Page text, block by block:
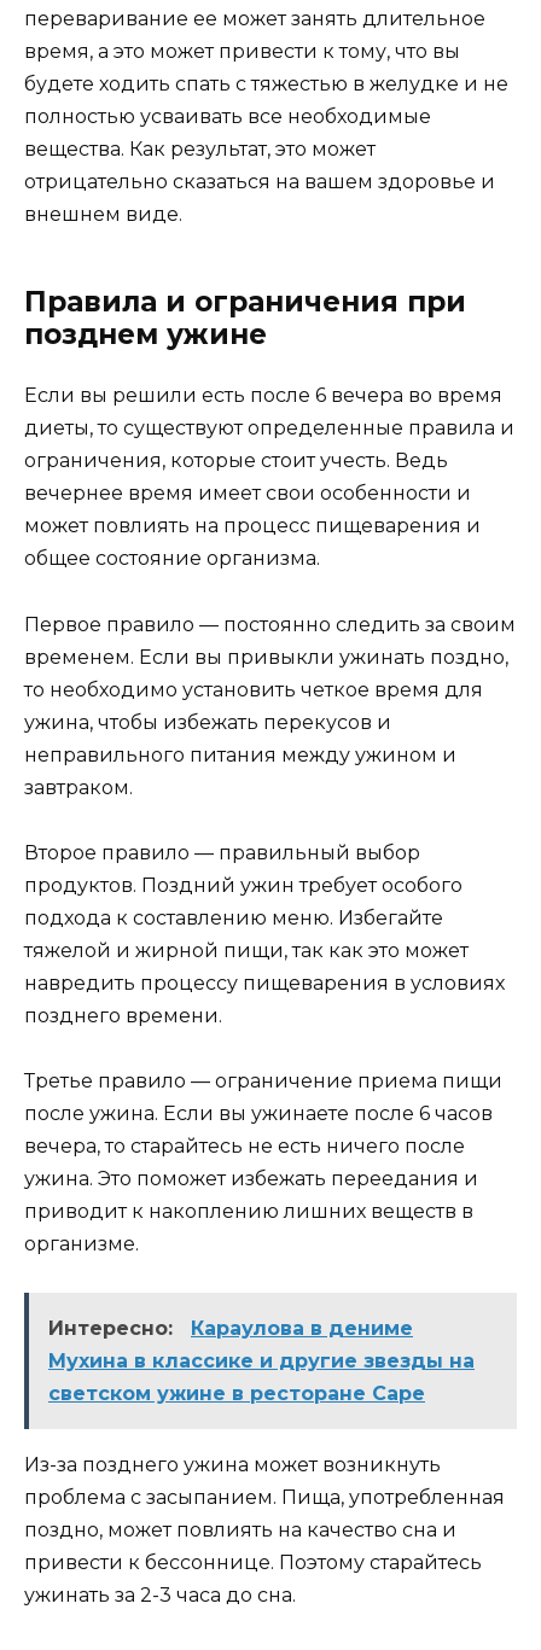
переваривание ее может занять длительное
время, а это может привести к тому, что вы
будете ходить спать с тяжестью в желудке и не
полностью усваивать все необходимые
вещества. Как результат, это может
отрицательно сказаться на вашем здоровье и
внешнем виде.
Правила и ограничения при
позднем ужине
Если вы решили есть после 6 вечера во время
диеты, то существуют определенные правила и
ограничения, которые стоит учесть. Ведь
вечернее время имеет свои особенности и
может повлиять на процесс пищеварения и
общее состояние организма.
Первое правило — постоянно следить за своим
временем. Если вы привыкли ужинать поздно,
то необходимо установить четкое время для
ужина, чтобы избежать перекусов и
неправильного питания между ужином и
завтраком.
Второе правило — правильный выбор
продуктов. Поздний ужин требует особого
подхода к составлению меню. Избегайте
тяжелой и жирной пищи, так как это может
навредить процессу пищеварения в условиях
позднего времени.
Третье правило — ограничение приема пищи
после ужина. Если вы ужинаете после 6 часов
вечера, то старайтесь не есть ничего после
ужина. Это поможет избежать переедания и
приводит к накоплению лишних веществ в
организме.
Интересно:
Караулова в дениме
Мухина в классике и другие звезды на
светском ужине в ресторане Саре
Из-за позднего ужина может возникнуть
проблема с засыпанием. Пища, употребленная
поздно, может повлиять на качество сна и
привести к бессоннице. Поэтому старайтесь
ужинать за 2-3 часа до сна.